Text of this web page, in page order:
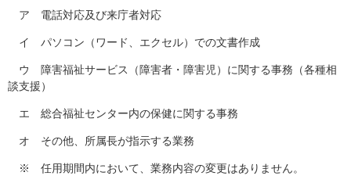
ア 電話対応及び来庁者対応
イ パソコン（ワード、エクセル）での文書作成
ウ 障害福祉サービス（障害者・障害児）に関する事務（各種相
談支援）
エ 総合福祉センター内の保健に関する事務
オ その他、所属長が指示する業務
※ 任用期間内において、業務内容の変更はありません。